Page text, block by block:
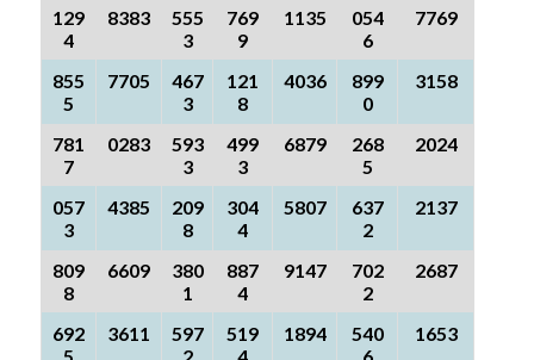
129
4
8383
555
3
769
9
1135
054
6
7769
855
5
7705
467
3
121
8
4036
899
0
3158
781
7
0283
593
3
499
3
6879
268
5
2024
057
3
4385
209
8
304
4
5807
637
2
2137
809
8
6609
380
1
887
4
9147
702
2
2687
692
5
3611
597
2
519
4
1894
540
6
1653